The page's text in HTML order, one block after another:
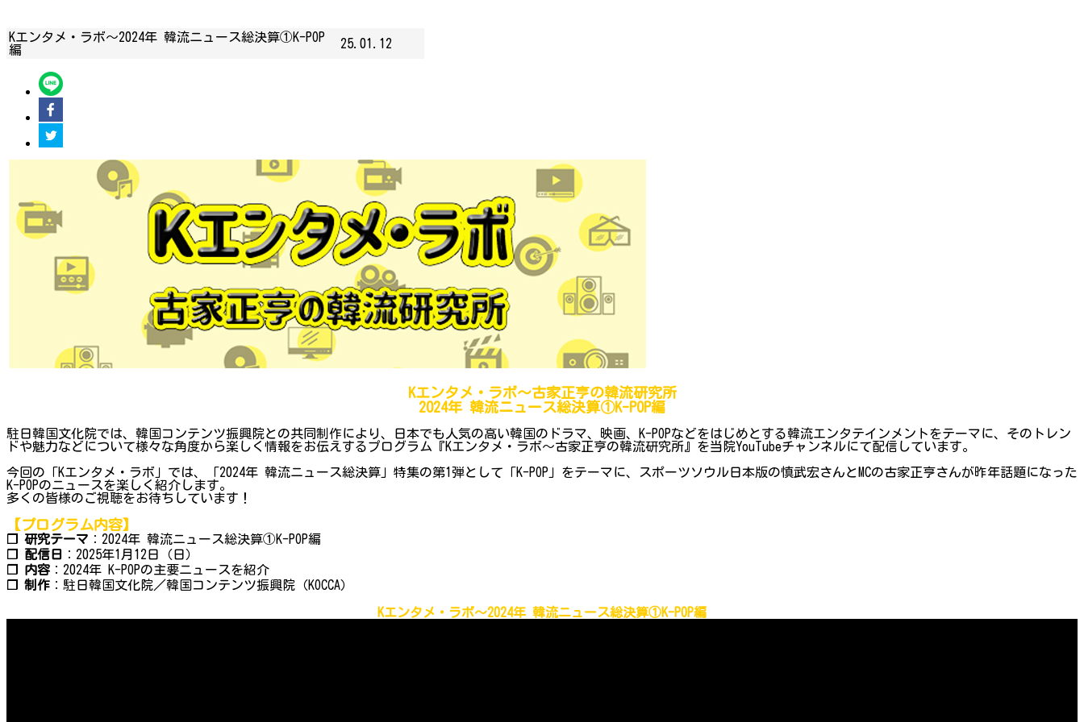
Kエンタメ・ラボ～2024年 韓流ニュース総決算①K-POP
編
25.01.12
Kエンタメ・ラボ～古家正亨の韓流研究所
2024年 韓流ニュース総決算①K-POP編
駐日韓国文化院では、韓国コンテンツ振興院との共同制作により、日本でも人気の高い韓国のドラマ、映画、K-POPなどをはじめとする韓流エンタテインメントをテーマに、そのトレン
ドや魅力などについて様々な角度から楽しく情報をお伝えするプログラム『Kエンタメ・ラボ～古家正亨の韓流研究所』を当院YouTubeチャンネルにて配信しています。
今回の「Kエンタメ・ラボ」では、「2024年 韓流ニュース総決算」特集の第1弾として「K-POP」をテーマに、スポーツソウル日本版の慎武宏さんとMCの古家正亨さんが昨年話題になった
K-POPのニュースを楽しく紹介します。
多くの皆様のご視聴をお待ちしています！
【プログラム内容】
❐ 研究テーマ ：2024年 韓流ニュース総決算①K-POP編
❐ 配信日
：2025年1月12日（日）
❐ 内容 ：2024年 K-POPの主要ニュースを紹介
❐ 制作 ：駐日韓国文化院／韓国コンテンツ振興院（KOCCA）
Kエンタメ・ラボ～2024年 韓流ニュース総決算①K-POP編